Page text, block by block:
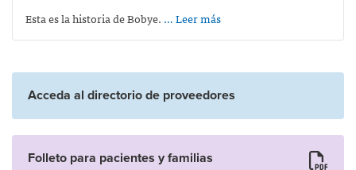
Esta es la historia de Bobye. … Leer más
Acceda al directorio de proveedores
Folleto para pacientes y familias